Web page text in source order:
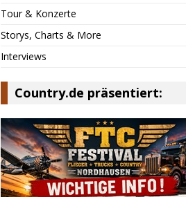
Tour & Konzerte
Storys, Charts & More
Interviews
Country.de präsentiert: